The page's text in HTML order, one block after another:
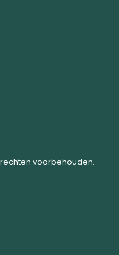
rechten voorbehouden.